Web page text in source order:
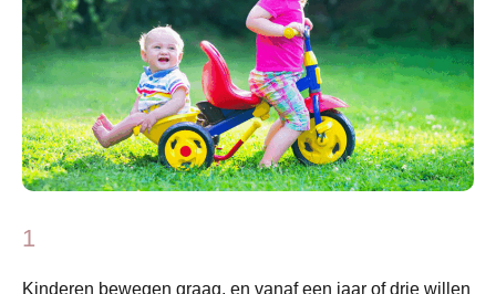
1
Kinderen bewegen graag, en vanaf een jaar of drie willen